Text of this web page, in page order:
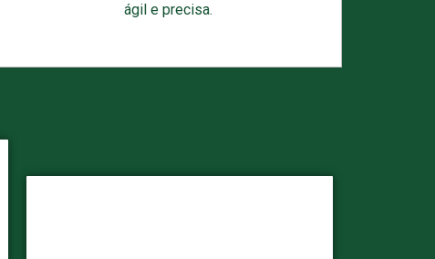
ágil e precisa.